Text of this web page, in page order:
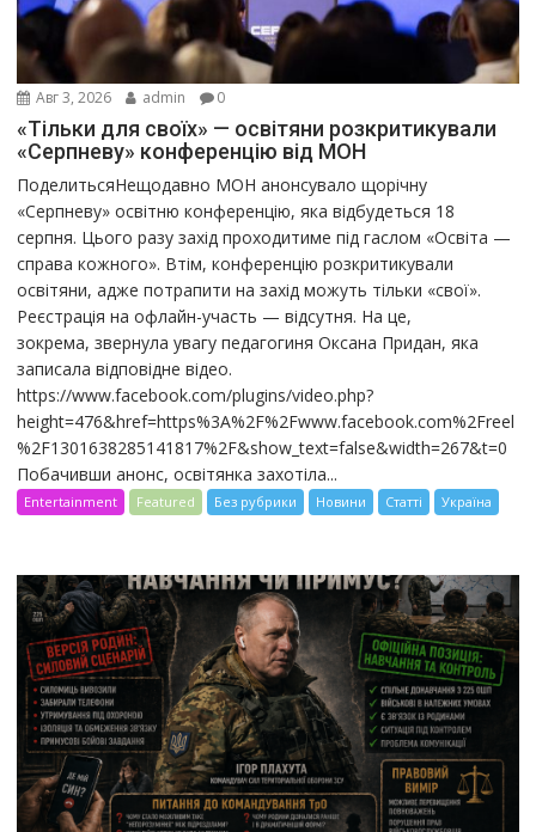
Авг 3, 2026 admin 0
«Тільки для своїх» — освітяни розкритикували
«Серпневу» конференцію від МОН
ПоделитьсяНещодавно МОН анонсувало щорічну
«Серпневу» освітню конференцію, яка відбудеться 18
серпня. Цього разу захід проходитиме під гаслом «Освіта —
справа кожного». Втім, конференцію розкритикували
освітяни, адже потрапити на захід можуть тільки «свої».
Реєстрація на офлайн-участь — відсутня. На це,
зокрема, звернула увагу педагогиня Оксана Придан, яка
записала відповідне відео.
https://www.facebook.com/plugins/video.php?
height=476&href=https%3A%2F%2Fwww.facebook.com%2Freel
%2F1301638285141817%2F&show_text=false&width=267&t=0
Побачивши анонс, освітянка захотіла...
Entertainment Featured Без рубрики Новини Статті Україна